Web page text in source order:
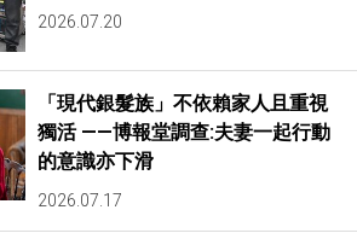
2026.07.20
「現代銀髮族」不依賴家人且重視
獨活 ——博報堂調查:夫妻一起行動
的意識亦下滑
2026.07.17